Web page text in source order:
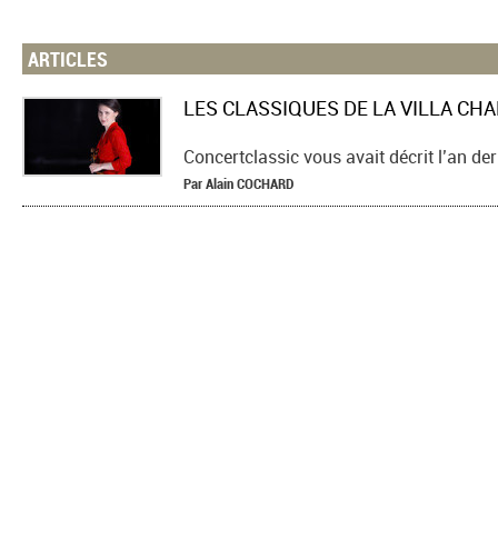
ARTICLES
Concertclassic vous avait décrit l’an
ParAlainCOCHARD